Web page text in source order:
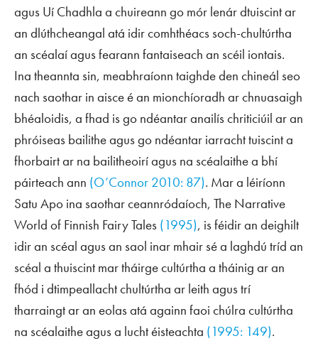
agus Uí Chadhla a chuireann go mór lenár dtuiscint ar
an dlúthcheangal atá idir comhthéacs soch-chultúrtha
an scéalaí agus fearann fantaiseach an scéil iontais.
Ina theannta sin, meabhraíonn taighde den chineál seo
nach saothar in aisce é an mionchíoradh ar chnuasaigh
bhéaloidis, a fhad is go ndéantar anailís chriticiúil ar an
phróiseas bailithe agus go ndéantar iarracht tuiscint a
fhorbairt ar na bailitheoirí agus na scéalaithe a bhí
páirteach ann (O’Connor 2010: 87). Mar a léiríonn
Satu Apo ina saothar ceannródaíoch, The Narrative
World of Finnish Fairy Tales (1995), is féidir an deighilt
idir an scéal agus an saol inar mhair sé a laghdú tríd an
scéal a thuiscint mar tháirge cultúrtha a tháinig ar an
fhód i dtimpeallacht chultúrtha ar leith agus trí
tharraingt ar an eolas atá againn faoi chúlra cultúrtha
na scéalaithe agus a lucht éisteachta (1995: 149).